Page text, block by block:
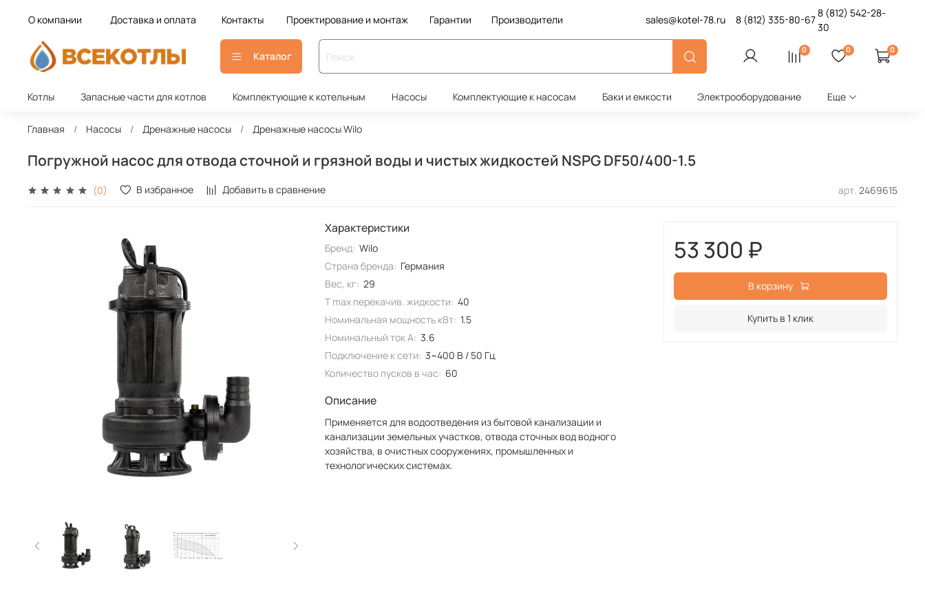
О компании Доставка и оплата Контакты Проектирование и монтаж Гарантии Производители sales@kotel-78.ru 8 (812) 335-80-67
8 (812) 542-28-
30
Каталог
0 0 0
Котлы Запасные части для котлов Комплектующие к котельным Насосы Комплектующие к насосам Баки и емкости Электрооборудование Еще
Главная Насосы Дренажные насосы Дренажные насосы Wilo
Погружной насос для отвода сточной и грязной воды и чистых жидкостей NSPG DF50/400-1.5
(0) В избранное Добавить в сравнение арт. 2469615
Характеристики
Бренд: Wilo
Страна бренда: Германия
Вес, кг: 29
T max перекачив. жидкости: 40
Номинальная мощность кВт: 1.5
Номинальный ток А: 3.6
Подключение к сети: 3~400 В / 50 Гц
Количество пусков в час: 60
Описание
Применяется для водоотведения из бытовой канализации и
канализации земельных участков, отвода сточных вод водного
хозяйства, в очистных сооружениях, промышленных и
технологических системах.
53 300 ₽
В корзину
Купить в 1 клик